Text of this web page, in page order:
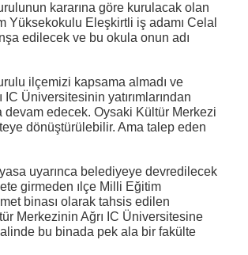
kararına göre kurulacak olan
Yüksekokulu Eleşkirtli iş adamı Celal
edilecek ve bu okula onun adı
ilçemizi kapsama almadı ve
IC Üniversitesinin yatırımlarından
devam edecek. Oysaki Kültür Merkezi
dönüştürülebilir. Ama talep eden
uyarınca belediyeye devredilecek
girmeden ılçe Milli Eğitim
binası olarak tahsis edilen
Merkezinin Ağrı IC Üniversitesine
bu binada pek ala bir fakülte